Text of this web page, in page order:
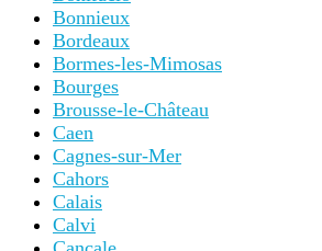
Bonnieux
Bordeaux
Bormes-les-Mimosas
Bourges
Brousse-le-Château
Caen
Cagnes-sur-Mer
Cahors
Calais
Calvi